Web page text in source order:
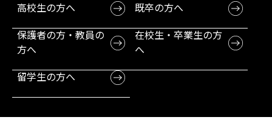
高校生の方へ 既卒の方へ
保護者の方・教員の
方へ
在校生・卒業生の方
へ
留学生の方へ